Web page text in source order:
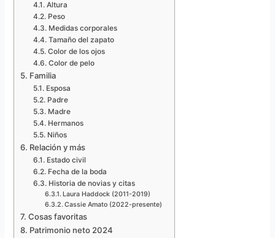
Altura
Peso
Medidas corporales
Tamaño del zapato
Color de los ojos
Color de pelo
Familia
Esposa
Padre
Madre
Hermanos
Niños
Relación y más
Estado civil
Fecha de la boda
Historia de novias y citas
Laura Haddock (2011-2019)
Cassie Amato (2022-presente)
Cosas favoritas
Patrimonio neto 2024